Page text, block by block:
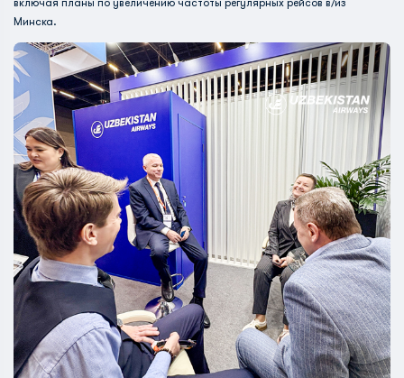
включая планы по увеличению частоты регулярных рейсов в/из
Минска.